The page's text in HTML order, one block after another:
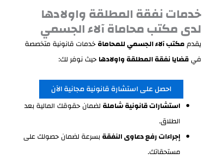
خدمات نفقة المطلقة واولادها
لدى مكتب محاماة آلاء الجسمي
يقدممكتب آلاء الجسمي للمحاماةخدمات قانونية متخصصة
فيقضايا نفقة المطلقة واولادهاحيث نوفر لك:
احصل على استشارة قانونية مجانية الآن
استشارات قانونية شاملة لضمان حقوقك المالية بعد
الطلاق.
إجراءات رفع دعاوى النفقةبسرعة لضمان حصولك على
مستحقاتك.